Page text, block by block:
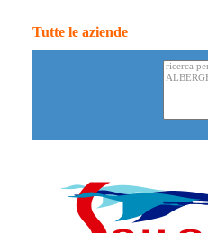
Tutte le aziende